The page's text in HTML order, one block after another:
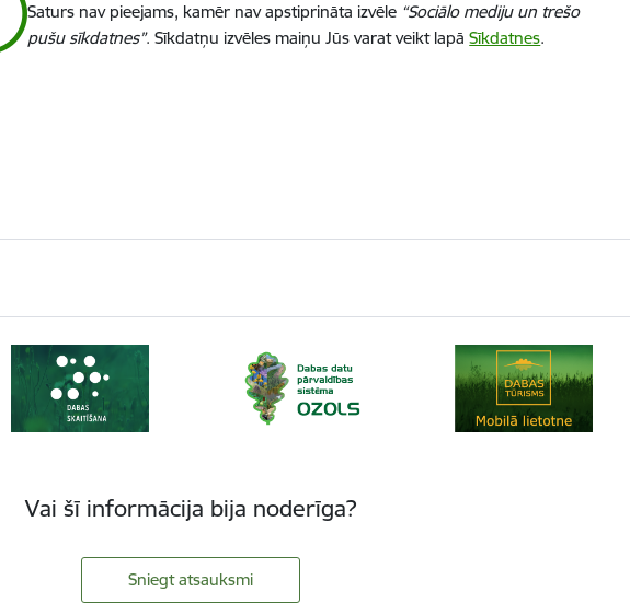
Saturs nav pieejams, kamēr nav apstiprināta izvēle “Sociālo mediju un trešo
pušu sīkdatnes”. Sīkdatņu izvēles maiņu Jūs varat veikt lapāSīkdatnes.
Vai šī informācija bija noderīga?
Sniegt atsauksmi